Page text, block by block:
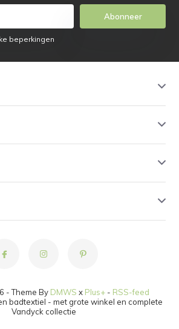
Abonneer
beperkingen
- Theme By DMWS x Plus+ - RSS-feed
badtextiel - met grote winkel en complete
Vandyck collectie